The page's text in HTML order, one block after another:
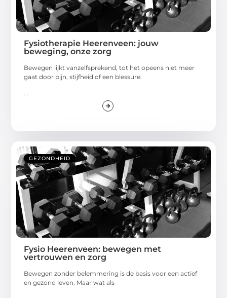
Fysiotherapie Heerenveen: jouw
beweging, onze zorg
Bewegen lijkt vanzelfsprekend, tot het opeens niet meer
gaat door pijn, stijfheid of een blessure.
...
GEZONDHEID
Fysio Heerenveen: bewegen met
vertrouwen en zorg
Bewegen zonder belemmering is de basis voor een actief
en gezond leven. Maar wat als